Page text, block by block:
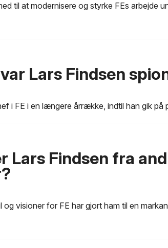
til at modernisere og styrke FEs arbejde
Lars Findsen
i FE i en længere årrække, indtil han gik på
Lars Findsen fra
og visioner for FE har gjort ham til en